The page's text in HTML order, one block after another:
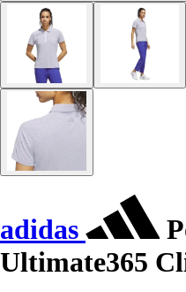
adidas
Ultimate365